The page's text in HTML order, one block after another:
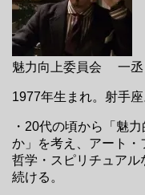
魅力向上委員会 一丞
1977年生まれ。射手座
・20代の頃から「魅
か」を考え、アート・
哲学・スピリチュア
続ける。